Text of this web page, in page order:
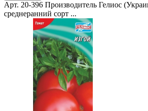
Арт. 20-396 Производитель Гелиос
среднеранний сорт ...